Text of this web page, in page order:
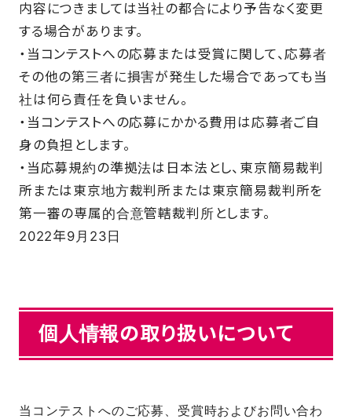
内容につきましては当社の都合により予告なく変更
する場合があります。
・当コンテストへの応募または受賞に関して、応募者
その他の第三者に損害が発生した場合であっても当
社は何ら責任を負いません。
・当コンテストへの応募にかかる費用は応募者ご自
身の負担とします。
・当応募規約の準拠法は日本法とし、東京簡易裁判
所または東京地方裁判所または東京簡易裁判所を
第一審の専属的合意管轄裁判所とします。
2022年9月23日
個人情報の取り扱いについて
当コンテストへのご応募、受賞時およびお問い合わ